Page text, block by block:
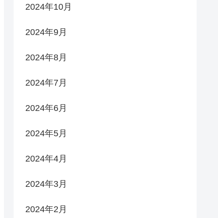
2024年10月
2024年9月
2024年8月
2024年7月
2024年6月
2024年5月
2024年4月
2024年3月
2024年2月